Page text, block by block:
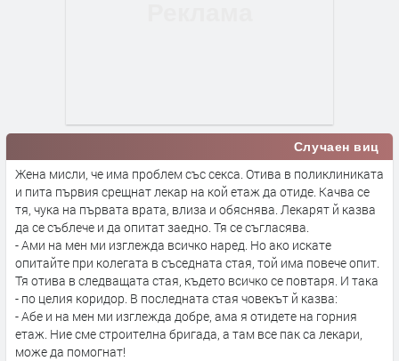
Случаен виц
Жена мисли, че има проблем със секса. Отива в поликлиниката
и пита първия срещнат лекар на кой етаж да отиде. Качва се
тя, чука на първата врата, влиза и обяснява. Лекарят й казва
да се съблече и да опитат заедно. Тя се съгласява.
- Ами на мен ми изглежда всичко наред. Но ако искате
опитайте при колегата в съседната стая, той има повече опит.
Тя отива в следващата стая, където всичко се повтаря. И така
- по целия коридор. В последната стая човекът й казва:
- Абе и на мен ми изглежда добре, ама я отидете на горния
етаж. Ние сме строителна бригада, а там все пак са лекари,
може да помогнат!